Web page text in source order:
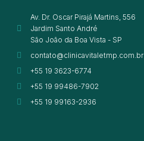
Av. Dr. Oscar Pirajá Martins, 556
Jardim Santo André
São João da Boa Vista - SP
contato@clinicavitaletmp.com.br
+55 19 3623-6774
+55 19 99486-7902
+55 19 99163-2936